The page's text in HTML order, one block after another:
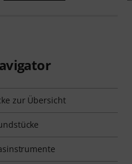
zur Übersicht